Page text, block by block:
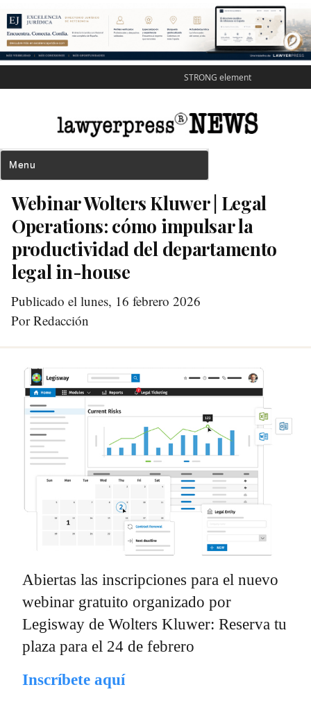
STRONG element
Webinar Wolters Kluwer | Legal
Operations: cómo impulsar la
productividad del departamento
legal in-house
Publicado el lunes, 16 febrero 2026
Por Redacción
Abiertas las inscripciones para el nuevo
webinar gratuito organizado por
Legisway de Wolters Kluwer: Reserva tu
plaza para el 24 de febrero
Inscríbete aquí